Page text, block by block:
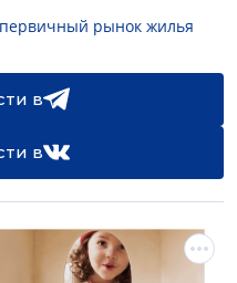
рынок жилья
в
в